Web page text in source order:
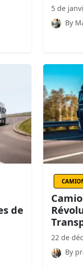
5 de
By
de
22 de
By